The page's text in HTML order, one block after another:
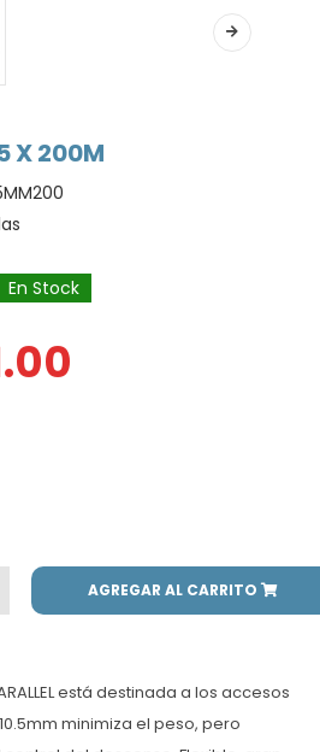
X 200M
En Stock
AGREGAR AL CARRITO
está destinada a los accesos
minimiza el peso, pero